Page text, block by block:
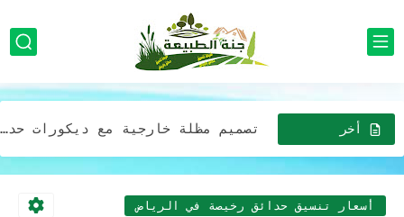
أخر
الاخبار
تصميم مظلة خارجية مع ديكورات حدائق جلسات خارجية بالرياض
افضل شركة خدمات تزين وتصميم الحدائق المنزلية وبأقل الأسعار في...
أسعار تنسيق حدائق رخيصة في الرياض